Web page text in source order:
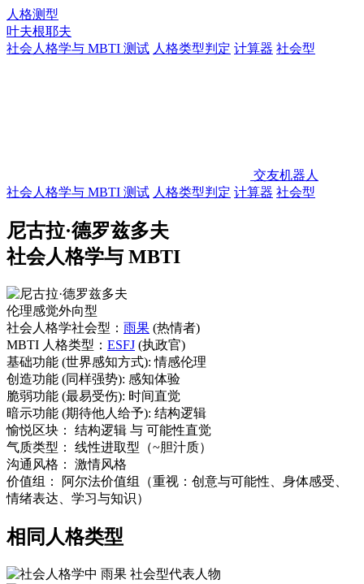
人格测型
叶夫根耶夫
社会人格学与 MBTI 测试 人格类型判定 计算器 社会型
交友机器人
社会人格学与 MBTI 测试 人格类型判定 计算器 社会型
尼古拉·德罗兹多夫
社会人格学与 MBTI
伦理感觉外向型
社会人格学社会型： 雨果 (热情者)
MBTI 人格类型： ESFJ (执政官)
基础功能 (世界感知方式):情感伦理
创造功能 (同样强势): 感知体验
脆弱功能 (最易受伤): 时间直觉
暗示功能 (期待他人给予): 结构逻辑
愉悦区块：
结构逻辑 与 可能性直觉
气质类型：
线性进取型（~胆汁质）
沟通风格：
激情风格
价值组：
阿尔法价值组（重视：创意与可能性、身体感受、
情绪表达、学习与知识）
相同人格类型